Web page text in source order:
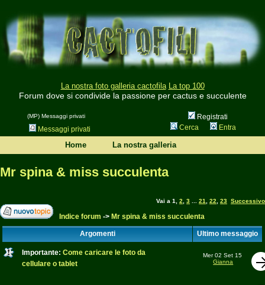
La nostra foto galleria cactofila La top 100
Forum dove si condivide la passione per cactus e succulente
(MP) Messaggi privati
Registrati
Messaggi privati
Cerca Entra
Home La nostra galleria
Mr spina & miss succulenta
Vai a 1 2 3 21 22 23 Successivo
Indice forum -> Mr spina & miss succulenta
Argomenti Ultimo messaggio
Importante: Come caricare le foto da
cellulare o tablet
Mer 02 Set 15
Gianna